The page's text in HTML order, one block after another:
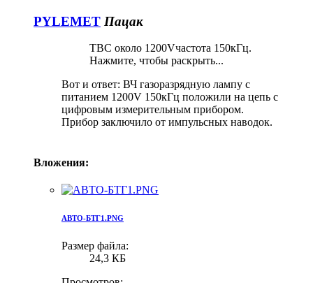
PYLEMET Пацак
ТВС около 1200Vчастота 150кГц.
Нажмите, чтобы раскрыть...
Вот и ответ: ВЧ газоразрядную лампу с
питанием 1200V 150кГц положили на цепь с
цифровым измерительным прибором.
Прибор заключило от импульсных наводок.
Вложения:
АВТО-БТГ1.PNG
Размер файла:
24,3 КБ